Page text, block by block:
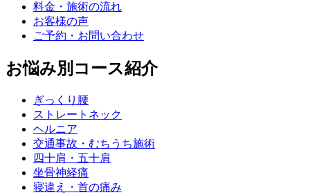
料金・施術の流れ
お客様の声
ご予約・お問い合わせ
お悩み別コース紹介
ぎっくり腰
ストレートネック
ヘルニア
交通事故・むちうち施術
四十肩・五十肩
坐骨神経痛
寝違え・首の痛み